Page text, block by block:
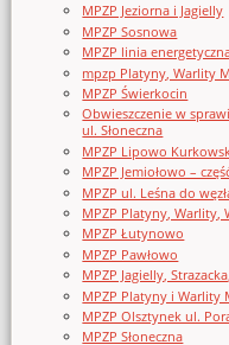
MPZP Jeziorna i Jagielly
MPZP Sosnowa
MPZP linia
mpzp Platyny, Warlity
MPZP Świerkocin
Obwieszczenie w
ul. Słoneczna
MPZP Lipowo
MPZP Jemiołowo –
MPZP ul. Leśna do
MPZP Platyny, Warlity,
MPZP Łutynowo
MPZP Pawłowo
MPZP Jagielly,
MPZP Platyny i Warlity
MPZP Olsztynek ul.
MPZP Słoneczna